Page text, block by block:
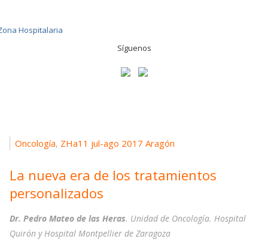
Síguenos
Oncología, ZHa11 jul-ago 2017 Aragón
La nueva era de los tratamientos
personalizados
Dr. Pedro Mateo de las Heras. Unidad de Oncología. Hospital
Quirón y Hospital Montpellier de Zaragoza